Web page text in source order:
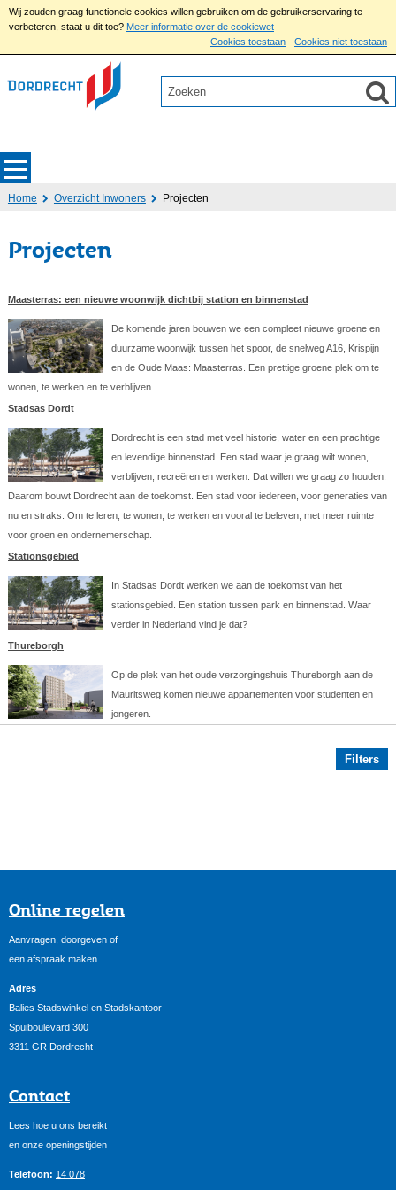
Wij zouden graag functionele cookies willen gebruiken om de gebruikerservaring te
verbeteren, staat u dit toe? Meer informatie over de cookiewet
Cookies toestaan
Cookies niet toestaan
Home Overzicht Inwoners Projecten
Projecten
Maasterras: een nieuwe woonwijk dichtbij station en binnenstad
De komende jaren bouwen we een compleet nieuwe groene en
duurzame woonwijk tussen het spoor, de snelweg A16, Krispijn
en de Oude Maas: Maasterras. Een prettige groene plek om te
wonen, te werken en te verblijven.
Stadsas Dordt
Dordrecht is een stad met veel historie, water en een prachtige
en levendige binnenstad. Een stad waar je graag wilt wonen,
verblijven, recreëren en werken. Dat willen we graag zo houden.
Daarom bouwt Dordrecht aan de toekomst. Een stad voor iedereen, voor generaties van
nu en straks. Om te leren, te wonen, te werken en vooral te beleven, met meer ruimte
voor groen en ondernemerschap.
Stationsgebied
In Stadsas Dordt werken we aan de toekomst van het
stationsgebied. Een station tussen park en binnenstad. Waar
verder in Nederland vind je dat?
Thureborgh
Op de plek van het oude verzorgingshuis Thureborgh aan de
Mauritsweg komen nieuwe appartementen voor studenten en
jongeren.
Filters
Online regelen
Aanvragen, doorgeven of
een afspraak maken
Adres
Balies Stadswinkel en Stadskantoor
Spuiboulevard 300
3311 GR Dordrecht
Contact
Lees hoe u ons bereikt
en onze openingstijden
Telefoon: 14 078